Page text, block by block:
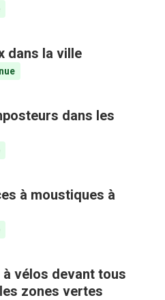
dans la ville
dans les
à moustiques à
vélos devant tous
zones vertes